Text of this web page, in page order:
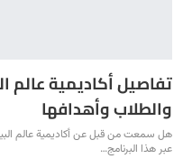
تفاصيل أكاديمية عالم
والطلاب وأهدافها
هل سمعت من قبل عن أكاديمية عالم
عبر هذا البرنامج…